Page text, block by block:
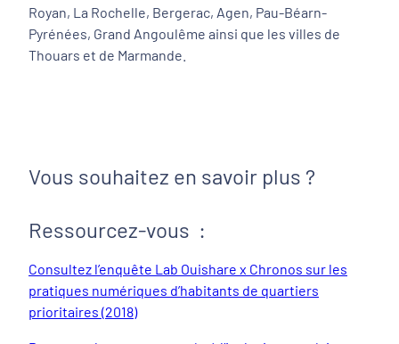
Royan, La Rochelle, Bergerac, Agen, Pau-Béarn-
Pyrénées, Grand Angoulême ainsi que les villes de
Thouars et de Marmande.
Vous souhaitez en savoir plus ?
Ressourcez-vous :
Consultez l’enquête Lab Ouishare x Chronos sur les
pratiques numériques d’habitants de quartiers
prioritaires (2018)